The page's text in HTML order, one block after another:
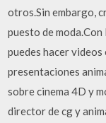
otros.Sin embargo,
puesto de
puedes hacer
presentaciones
sobre cinema 4D y
director de cg y